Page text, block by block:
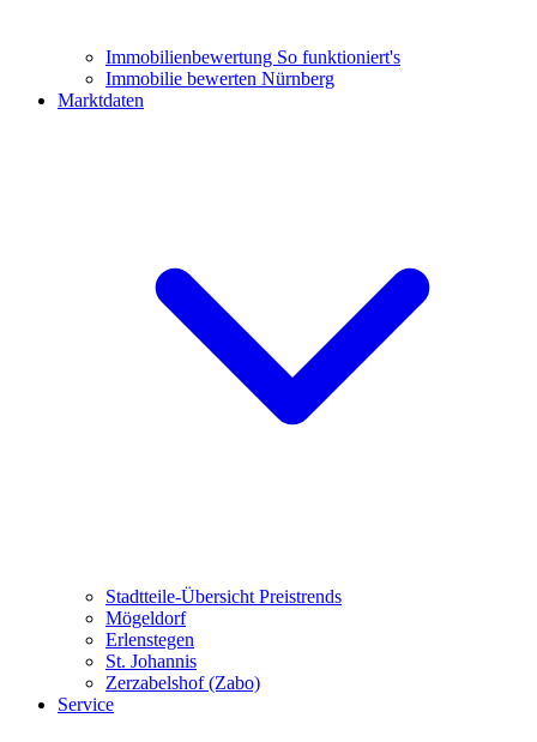
Immobilienbewertung So funktioniert's
Immobilie bewerten Nürnberg
Marktdaten
Stadtteile-Übersicht Preistrends
Mögeldorf
Erlenstegen
St. Johannis
Zerzabelshof (Zabo)
Service